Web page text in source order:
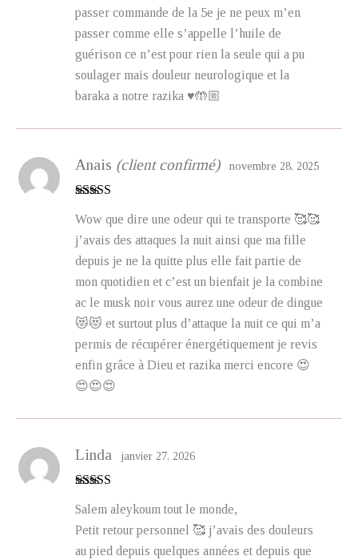
passer commande de la 5e je ne peux m’en
passer comme elle s’appelle l’huile de
guérison ce n’est pour rien la seule qui a pu
soulager mais douleur neurologique et la
baraka a notre razika ♥️🤲🏼
Anais (client confirmé) novembre 28, 2025
Wow que dire une odeur qui te transporte 🥰🥰
j’avais des attaques la nuit ainsi que ma fille
depuis je ne la quitte plus elle fait partie de
mon quotidien et c’est un bienfait je la combine
ac le musk noir vous aurez une odeur de dingue
😻😻 et surtout plus d’attaque la nuit ce qui m’a
permis de récupérer énergétiquement je revis
enfin grâce à Dieu et razika merci encore 😍
😍😍😍
Linda janvier 27, 2026
Salem aleykoum tout le monde,
Petit retour personnel 🥰 j’avais des douleurs
au pied depuis quelques années et depuis que